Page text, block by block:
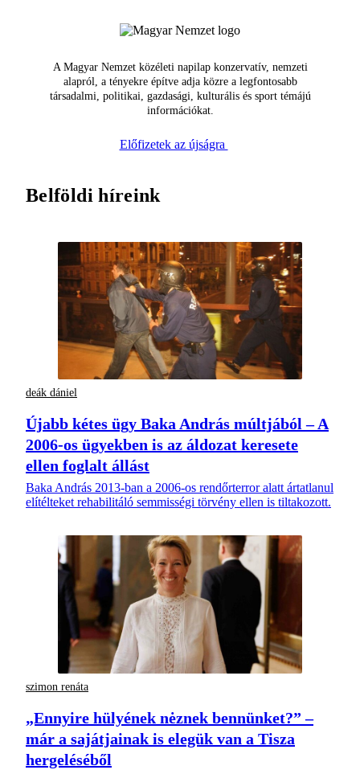
A Magyar Nemzet közéleti napilap konzervatív, nemzeti
alapról, a tényekre építve adja közre a legfontosabb
társadalmi, politikai, gazdasági, kulturális és sport témájú
információkat.
Előfizetek az újságra
Belföldi híreink
deák dániel
Újabb kétes ügy Baka András múltjából – A
2006-os ügyekben is az áldozat keresete
ellen foglalt állást
Baka András 2013-ban a 2006-os rendőrterror alatt ártatlanul
elítélteket rehabilitáló semmisségi törvény ellen is tiltakozott.
szimon renáta
„Ennyire hülyének nėznek bennünket?” –
már a sajátjainak is elegük van a Tisza
hergeléséből